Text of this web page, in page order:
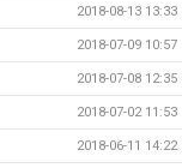
2018-08-13 13:33
2018-07-09 10:57
2018-07-08 12:35
2018-07-02 11:53
2018-06-11 14:22